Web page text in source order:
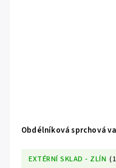
Obdélníková sprchová
EXTÉRNÍ SKLAD - ZLÍN